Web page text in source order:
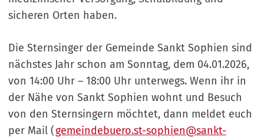
sicheren Orten haben.
Die Sternsinger der Gemeinde Sankt Sophien sind
nächstes Jahr schon am Sonntag, dem 04.01.2026,
von 14:00 Uhr – 18:00 Uhr unterwegs. Wenn ihr in
der Nähe von Sankt Sophien wohnt und Besuch
von den Sternsingern möchtet, dann meldet euch
per Mail (gemeindebuero.st-sophien@sankt-